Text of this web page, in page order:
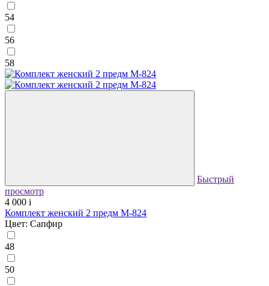
54
56
58
Быстрый
просмотр
4 000 i
Комплект женский 2 предм М-824
Цвет: Сапфир
48
50